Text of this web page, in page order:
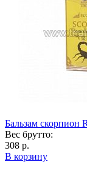
Бальзам скорпион
Вес брутто:
308 р.
В корзину